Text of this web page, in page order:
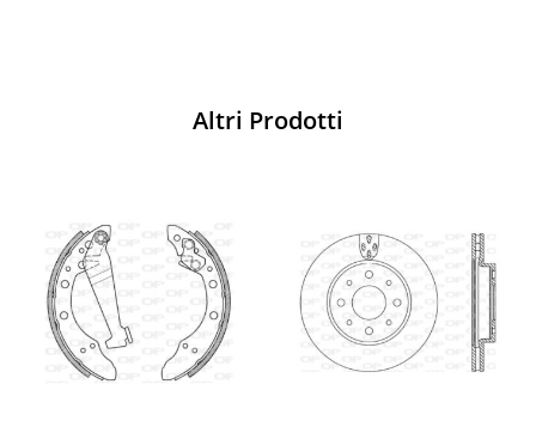
Altri Prodotti